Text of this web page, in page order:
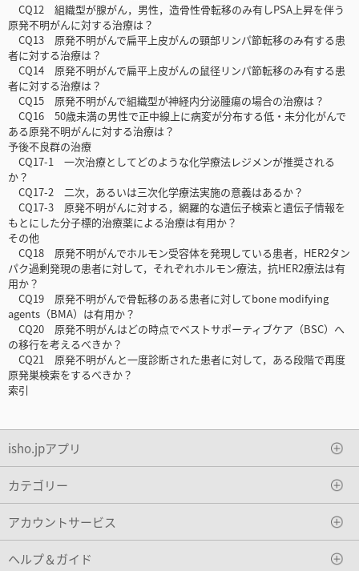
CQ12 組織型が腺がん，男性，造骨性骨転移のみ有しPSA上昇を伴う
原発不明がんに対する治療は？
CQ13 原発不明がんで扁平上皮がんの頸部リンパ節転移のみ有する患
者に対する治療は？
CQ14 原発不明がんで扁平上皮がんの鼠径リンパ節転移のみ有する患
者に対する治療は？
CQ15 原発不明がんで組織型が神経内分泌腫瘍の場合の治療は？
CQ16 50歳未満の男性で正中線上に病変が分布する低・未分化がんで
ある原発不明がんに対する治療は？
予後不良群の治療
CQ17-1 一次治療としてどのような化学療法レジメンが推奨される
か？
CQ17-2 二次，あるいは三次化学療法実施の意義はあるか？
CQ17-3 原発不明がんに対する，網羅的な遺伝子検索と遺伝子情報を
もとにした分子標的治療薬による治療は有用か？
その他
CQ18 原発不明がんでホルモン受容体を発現している患者，HER2タン
パク過剰発現の患者に対して，それぞれホルモン療法，抗HER2療法は有
用か？
CQ19 原発不明がんで骨転移のある患者に対してbone modifying
agents（BMA）は有用か？
CQ20 原発不明がんはどの時点でベストサポーティブケア（BSC）へ
の移行を考えるべきか？
CQ21 原発不明がんと一度診断された患者に対して，ある段階で再度
原発巣検索をするべきか？
索引
isho.jpアプリ
カテゴリー
アカウントサービス
ヘルプ＆ガイド